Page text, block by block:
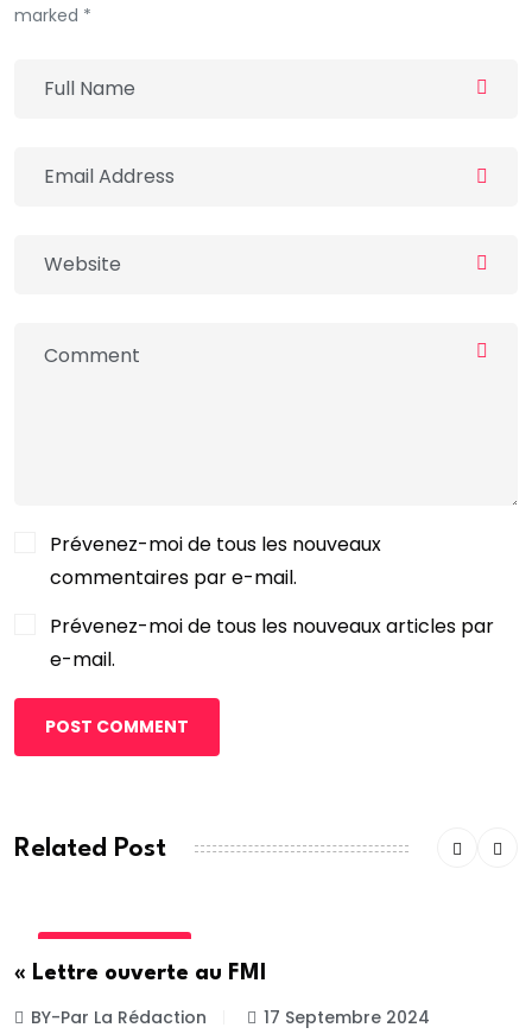
marked *
Prévenez-moi de tous les nouveaux
commentaires par e-mail.
Prévenez-moi de tous les nouveaux articles par
e-mail.
POST COMMENT
Related Post
« Lettre ouverte au FMI
BY-Par La Rédaction 17 Septembre 2024